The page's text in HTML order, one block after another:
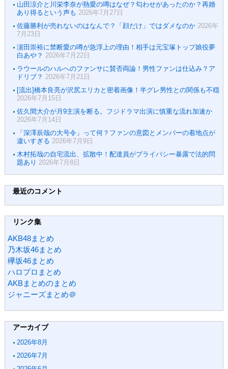
山田涼介と川栄李奈が熱愛の噂はなぜ？匂わせがあったのか？再婚
あり得るという声も 2026年7月27日
佐藤勝利が売れないのはなんで？「顔だけ」ではダメなのか 2026年
7月23日
濵田崇裕に禁断愛の噂が急浮上の理由！相手は元宝塚トップ娘役夢
白あや？ 2026年7月22日
ラウールのハルへのファンサに賛否両論！男性ファンは仕込み？ア
ドリブ？ 2026年7月21日
[流出]橋本良亮が沢尻エリカと密着画像！半グレ男性との関係も不穏
2026年7月15日
佐久間大介が月9主演を断る。フジドラマ出演に慎重な流れ加速か
2026年7月14日
「深澤辰哉の大号令」って何？ファンの意図とメンバーの着地点が
違いすぎる 2026年7月9日
木村拓哉の自宅流出、拡散中！配達員がプライバシー暴露で法的問
題あり 2026年7月8日
最近のコメント
リンク集
AKB48まとめ
乃木坂46まとめ
欅坂46まとめ
ハロプロまとめ
AKBまとめのまとめ
ジャニーズまとめ＠
アーカイブ
2026年8月
2026年7月